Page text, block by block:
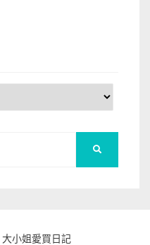
大小姐愛買日記